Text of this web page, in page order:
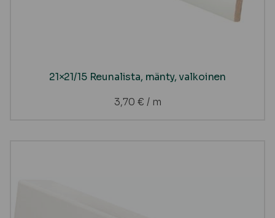
21×21/15 Reunalista, mänty, valkoinen
3,70 € / m